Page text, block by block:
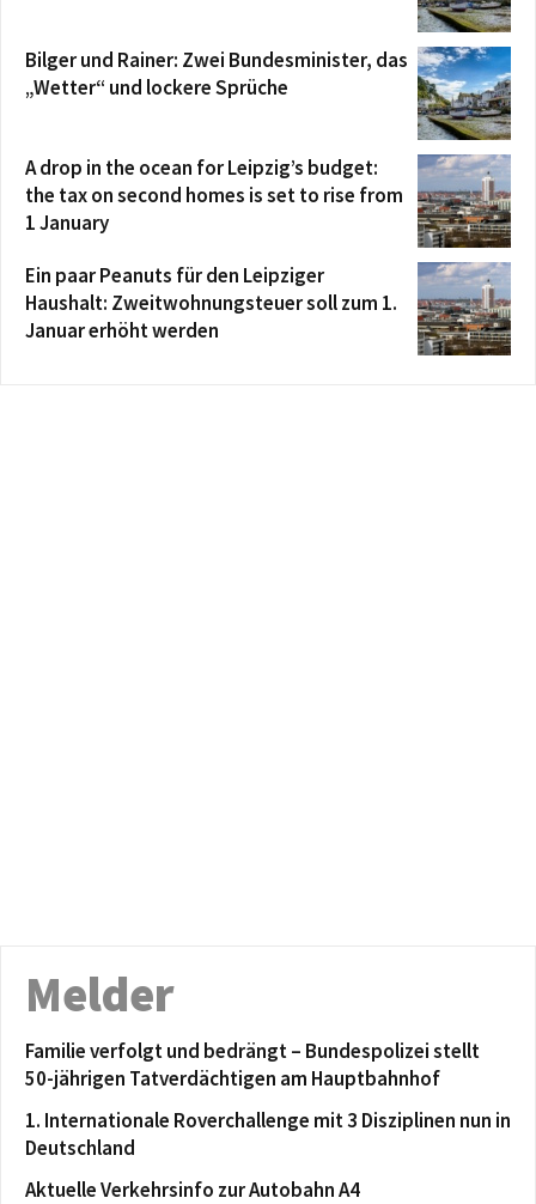
Bilger und Rainer: Zwei Bundesminister, das
„Wetter“ und lockere Sprüche
A drop in the ocean for Leipzig’s budget:
the tax on second homes is set to rise from
1 January
Ein paar Peanuts für den Leipziger
Haushalt: Zweitwohnungsteuer soll zum 1.
Januar erhöht werden
Melder
Familie verfolgt und bedrängt – Bundespolizei stellt
50-jährigen Tatverdächtigen am Hauptbahnhof
1. Internationale Roverchallenge mit 3 Disziplinen nun in
Deutschland
Aktuelle Verkehrsinfo zur Autobahn A4